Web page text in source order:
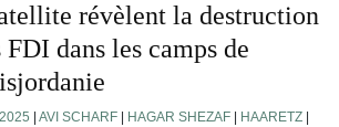
révèlent la destruction
FDI dans les camps de
AVI SCHARF HAGAR SHEZAF HAARETZ